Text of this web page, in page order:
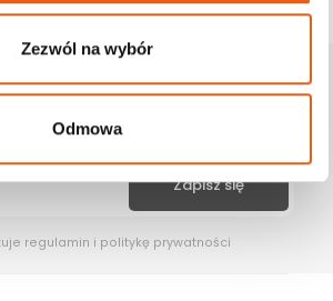
Zezwól na wybór
Odmowa
Się Na Newsletter
wszystkimi nowościami i promocjami.
regulamin i politykę prywatności